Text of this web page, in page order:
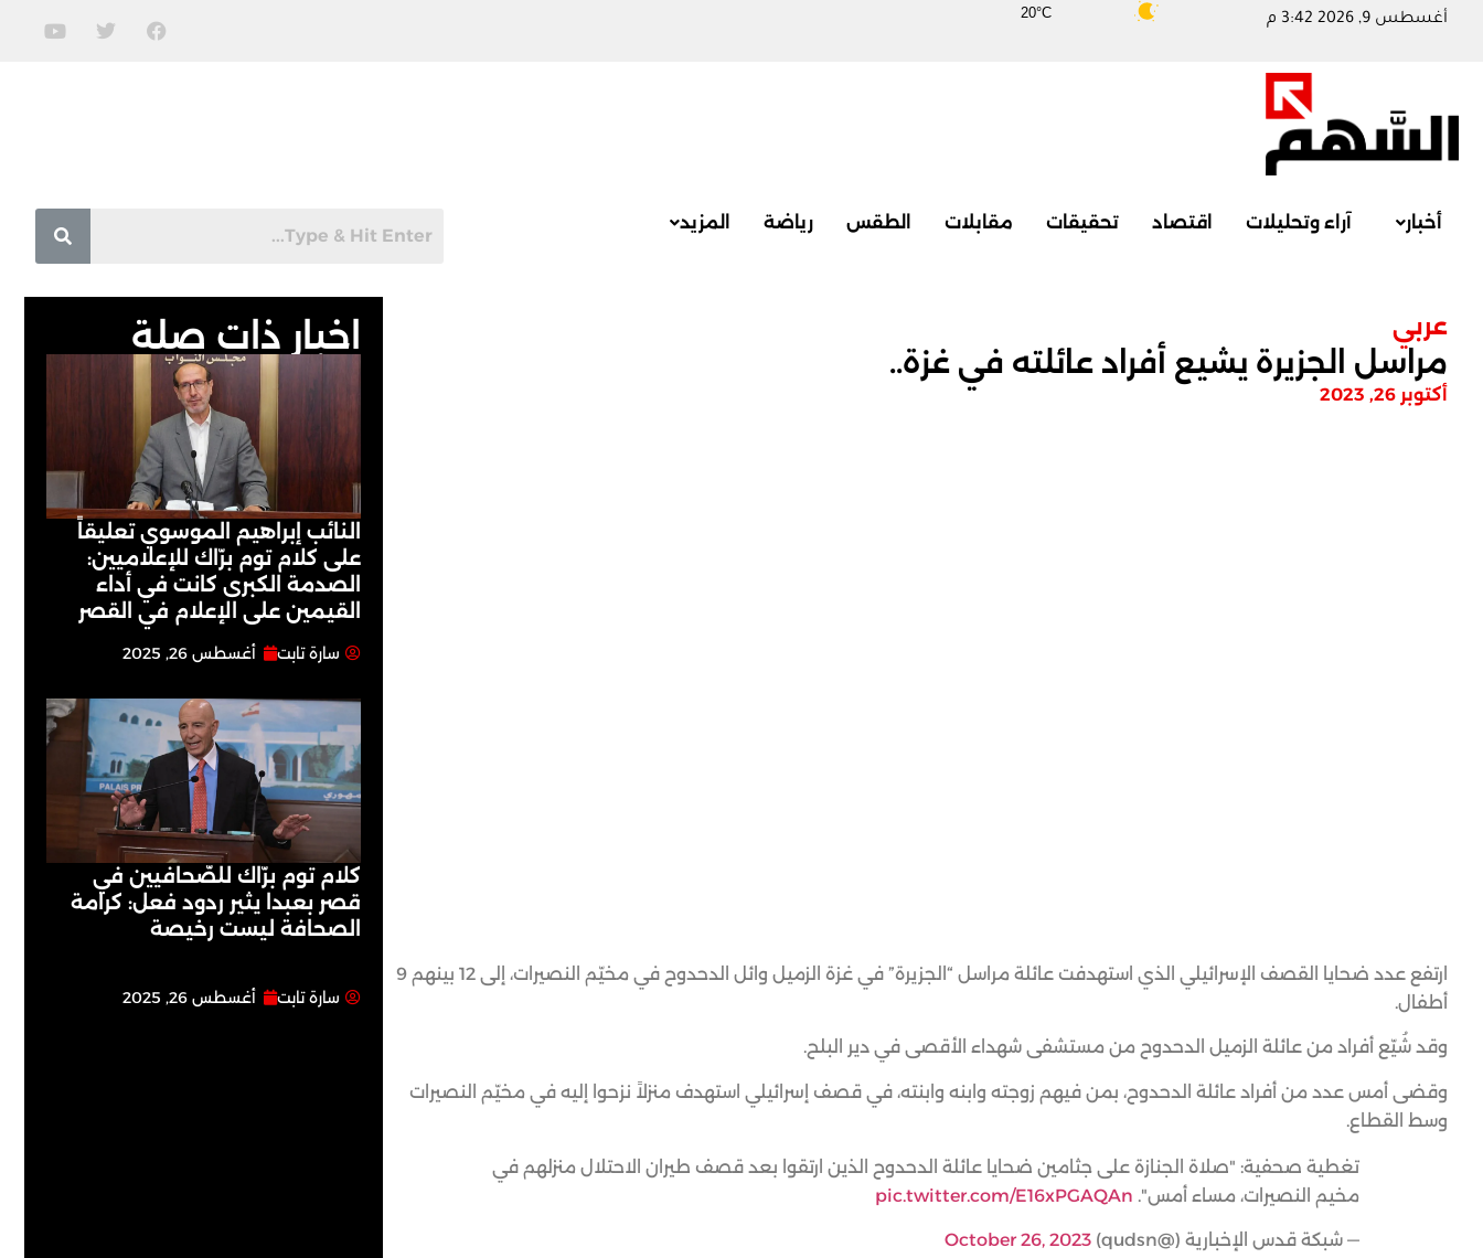
20°C أغسطس 9, 2026 3:42 م
أخبار آراء وتحليلات اقتصاد تحقيقات مقابلات الطقس رياضة المزيد
اخبار ذات صلة
النائب إبراهيم الموسوي تعليقاً
على كلام توم برّاك للإعلاميين:
الصدمة الكبرى كانت في أداء
القيمين على ‏الإعلام في القصر
سارة تابت أغسطس 26, 2025
كلام توم برّاك للصّحافيين في
قصر بعبدا يثير ردود فعل: كرامة
الصحافة ليست رخيصة
سارة تابت أغسطس 26, 2025
عربي
مراسل الجزيرة يشيع أفراد عائلته في غزة..
أكتوبر 26, 2023
ارتفع عدد ضحايا القصف الإسرائيلي الذي استهدفت عائلة مراسل “الجزيرة” في غزة الزميل وائل الدحدوح في مخيّم النصيرات، إلى 12 بينهم 9
أطفال.
وقد شُيّع أفراد من عائلة الزميل الدحدوح من مستشفى شهداء الأقصى في دير البلح.
وقضى أمس عدد من أفراد عائلة الدحدوح، بمن فيهم زوجته وابنه وابنته، في قصف إسرائيلي استهدف منزلاً نزحوا إليه في مخيّم النصيرات
وسط القطاع.
تغطية صحفية: "صلاة الجنازة على جثامين ضحايا عائلة الدحدوح الذين ارتقوا بعد قصف طيران الاحتلال منزلهم في
مخيم النصيرات، مساء أمس". pic.twitter.com/E16xPGAQAn
— شبكة قدس الإخبارية (@qudsn) October 26, 2023